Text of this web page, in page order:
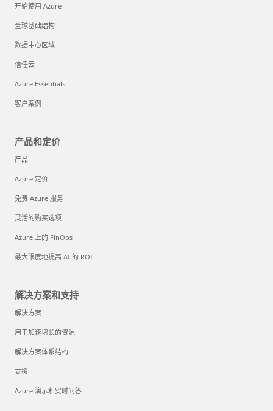
开始使用 Azure
全球基础结构
数据中心区域
信任云
Azure Essentials
客户案例
产品和定价
产品
Azure 定价
免费 Azure 服务
灵活的购买选项
Azure 上的 FinOps
最大限度地提高 AI 的 ROI
解决方案和支持
解决方案
用于加速增长的资源
解决方案体系结构
支援
Azure 演示和实时问答